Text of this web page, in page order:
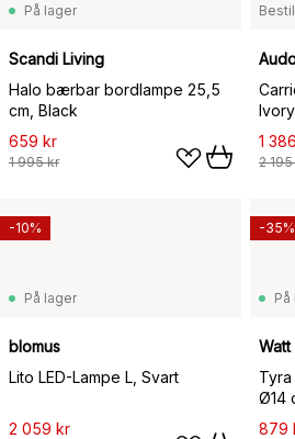
På lager
Scandi Living
Halo bærbar bordlampe 25,5
cm, Black
659 kr
1 995 kr
Ivory
1
2
På lager
blomus
Lito LED-Lampe L, Svart
2 059 kr
-10%
På
Ø14
879
-35%